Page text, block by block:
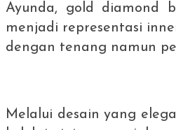
Ayunda, gold diamond
menjadi representasi
dengan tenang namun
Melalui desain yang